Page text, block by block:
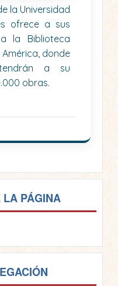
la Universidad
ofrece a sus
la Biblioteca
donde
a su
obras.
LA PÁGINA